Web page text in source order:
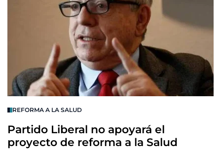
REFORMA A LA SALUD
Partido Liberal no apoyará el
proyecto de reforma a la Salud